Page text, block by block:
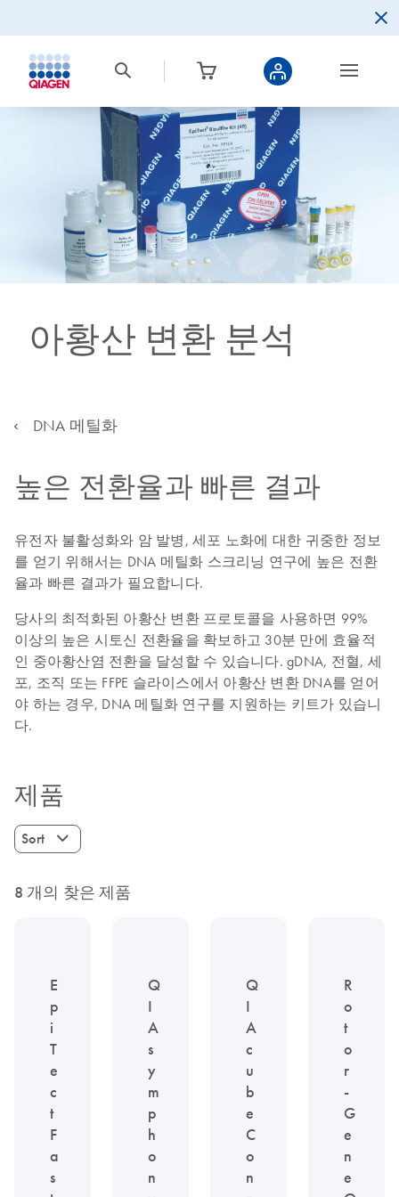
아황산 변환 분석
DNA 메틸화
높은 전환율과 빠른 결과
유전자 불활성화와 암 발병, 세포 노화에 대한 귀중한 정보
를 얻기 위해서는 DNA 메틸화 스크리닝 연구에 높은 전환
율과 빠른 결과가 필요합니다.
당사의 최적화된 아황산 변환 프로토콜을 사용하면 99%
이상의 높은 시토신 전환율을 확보하고 30분 만에 효율적
인 중아황산염 전환을 달성할 수 있습니다. gDNA, 전혈, 세
포, 조직 또는 FFPE 슬라이스에서 아황산 변환 DNA를 얻어
야 하는 경우, DNA 메틸화 연구를 지원하는 키트가 있습니
다.
제품
Sort
8 개의 찾은 제품
E
p
i
T
e
c
t
F
a
s
Q
I
A
s
y
m
p
h
o
n
Q
I
A
c
u
b
e
C
o
n
R
o
t
o
r
-
G
e
n
e